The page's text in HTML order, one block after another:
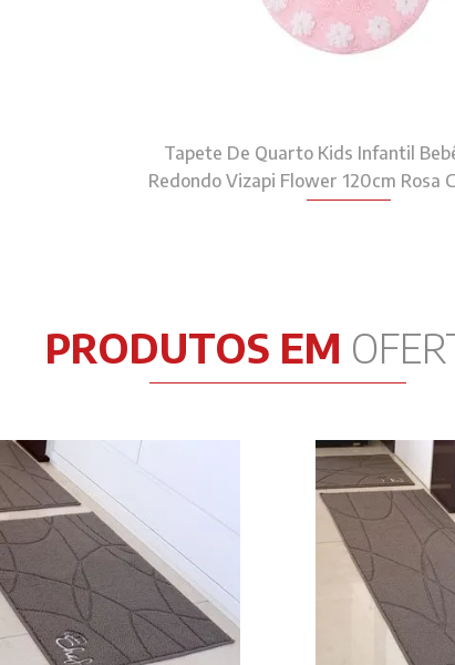
Tapete De Quarto Kids Infantil
Redondo Vizapi Flower 120cm Rosa
PRODUTOS EM